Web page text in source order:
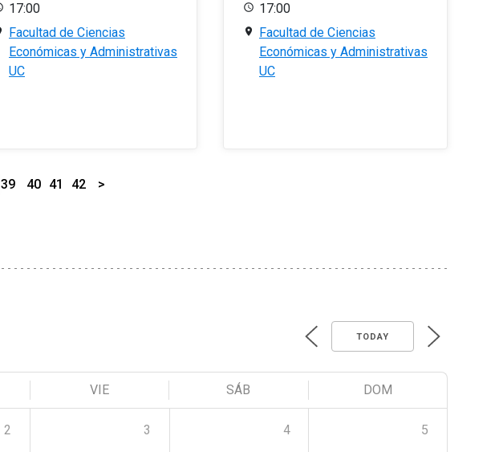
17:00
Facultad de Ciencias
Económicas y Administrativas
UC
17:00
Facultad de Ciencias
Económicas y Administrativas
UC
39 40 41 42 >
TODAY
VIE SÁB DOM
2 3 4 5